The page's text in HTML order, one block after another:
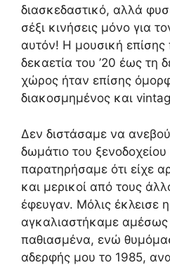
διασκεδαστικό, αλλά
σέξι κινήσεις μόνο για
αυτόν! Η μουσική επίσης
δεκαετία του ’20 έως τη
χώρος ήταν επίσης
διακοσμημένος και
Δεν διστάσαμε να
δωμάτιο του
παρατηρήσαμε ότι είχε
και μερικοί από τους
έφευγαν. Μόλις έκλεισε
αγκαλιαστήκαμε αμέσως
παθιασμένα, ενώ
αδερφής μου το 1985,